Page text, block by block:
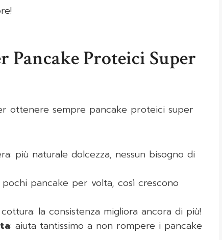
Pancake Proteici Super
ottenere sempre pancake proteici super
più naturale dolcezza, nessun bisogno di
pancake per volta, così crescono
la consistenza migliora ancora di più!
: aiuta tantissimo a non rompere i pancake